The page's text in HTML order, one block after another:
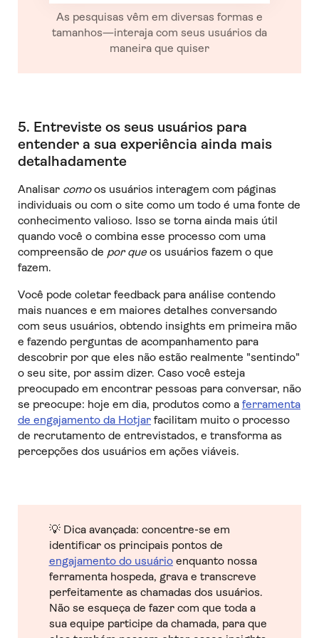
As pesquisas vêm em diversas formas e
tamanhos—interaja com seus usuários da
maneira que quiser
5. Entreviste os seus usuários para
entender a sua experiência ainda mais
detalhadamente
Analisar comoos usuários interagem com páginas
individuais ou com o site como um todo é uma fonte de
conhecimento valioso. Isso se torna ainda mais útil
quando você o combina esse processo com uma
compreensão de por queos usuários fazem o que
fazem.
Você pode coletar feedback para análise contendo
mais nuances e em maiores detalhes conversando
com seus usuários, obtendo insights em primeira mão
e fazendo perguntas de acompanhamento para
descobrir por que eles não estão realmente "sentindo"
o seu site, por assim dizer. Caso você esteja
preocupado em encontrar pessoas para conversar, não
se preocupe: hoje em dia, produtos como a ferramenta
de engajamento da Hotjarfacilitam muito o processo
de recrutamento de entrevistados, e transforma as
percepções dos usuários em ações viáveis.
💡 Dica avançada: concentre-se em
identificar os principais pontos de
engajamento do usuárioenquanto nossa
ferramenta hospeda, grava e transcreve
perfeitamente as chamadas dos usuários.
Não se esqueça de fazer com que toda a
sua equipe participe da chamada, para que